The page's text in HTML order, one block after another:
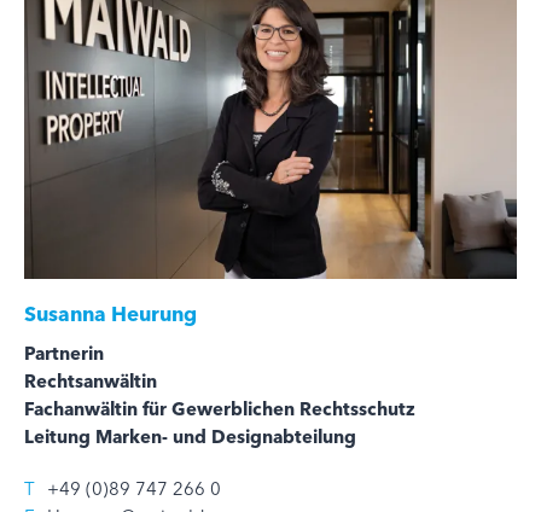
Susanna Heurung
Partnerin
Rechtsanwältin
Fachanwältin für Gewerblichen Rechtsschutz
Leitung Marken- und Designabteilung
T +49 (0)89 747 266 0